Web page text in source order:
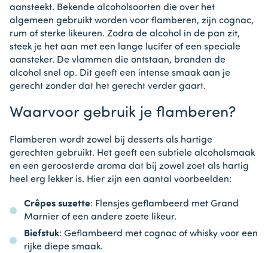
aansteekt. Bekende alcoholsoorten die over het
algemeen gebruikt worden voor flamberen, zijn cognac,
rum of sterke likeuren. Zodra de alcohol in de pan zit,
steek je het aan met een lange lucifer of een speciale
aansteker. De vlammen die ontstaan, branden de
alcohol snel op. Dit geeft een intense smaak aan je
gerecht zonder dat het gerecht verder gaart.
Waarvoor gebruik je flamberen?
Flamberen wordt zowel bij desserts als hartige
gerechten gebruikt. Het geeft een subtiele alcoholsmaak
en een geroosterde aroma dat bij zowel zoet als hartig
heel erg lekker is. Hier zijn een aantal voorbeelden:
Crêpes suzette: Flensjes geflambeerd met Grand
Marnier of een andere zoete likeur.
Biefstuk: Geflambeerd met cognac of whisky voor een
rijke diepe smaak.